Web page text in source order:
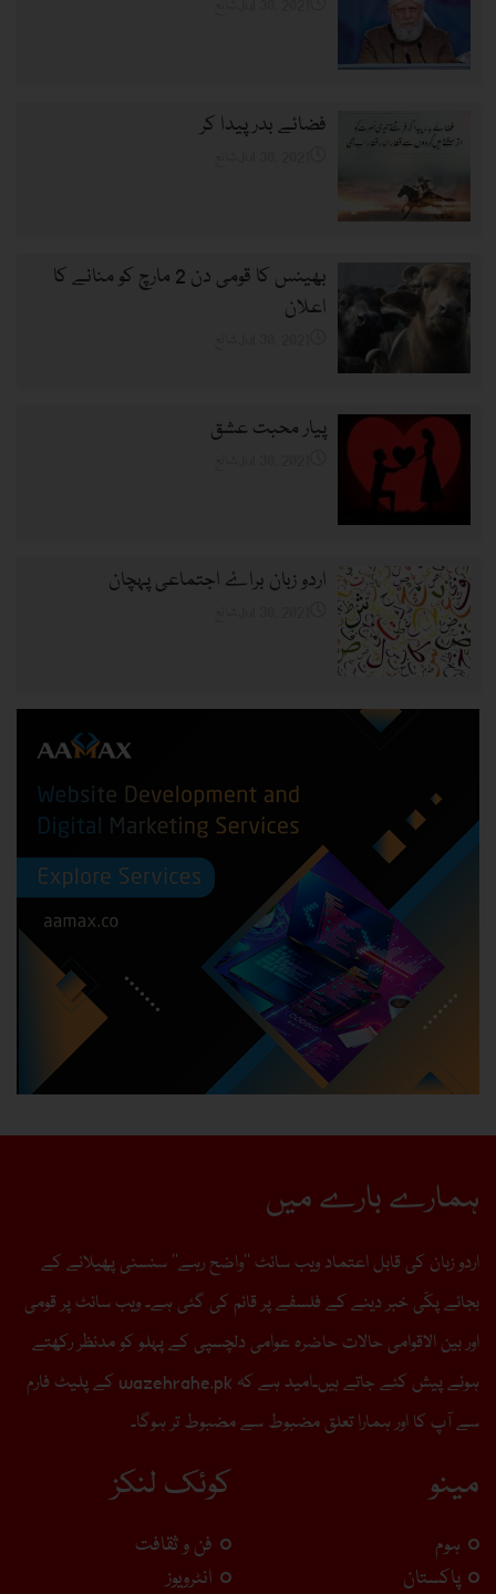
فضائے بدر پیدا کر
بھینس کا قومی دن 2 مارچ کو منانے کا
اعلان
پیار محبت عشق
اردو زبان براۓ اجتماعی پہچان
ہمارے بارے میں
اردو زبان کی قابل اعتماد ویب سائٹ ’’واضح رہے‘‘ سنسنی پھیلانے کے
بجائے پکّی خبر دینے کے فلسفے پر قائم کی گئی ہے۔ ویب سائٹ پر قومی
اور بین الاقوامی حالات حاضرہ عوامی دلچسپی کے پہلو کو مدنظر رکھتے
ہوئے پیش کئے جاتے ہیں۔امید ہے کہ wazehrahe.pk کے پلیٹ فارم
سے آپ کا اور ہمارا تعلق مضبوط سے مضبوط تر ہوگا۔
مینو
ہوم
پاکستان
کوئک لنکز
فن و ثقافت
انٹرویوز